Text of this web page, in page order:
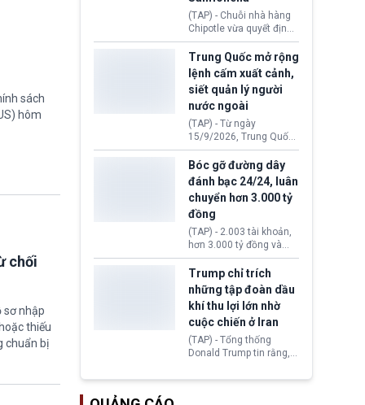
sách
hôm
chối
sơ nhập
thiếu
chuẩn bị
thống Donald Trump tới
thăm địa điểm này.
(TAP) - Chuỗi nhà hàng
Chipotle vừa quyết định
loại bỏ tất cả ớt jalapeño
khỏi những cửa hàng
trên toàn lãnh thổ Hoa
Kỳ. Nguyên nhân do cơ
quan y tế nghi ngờ
nguyên liệu liên quan
đến ổ dịch Salmonella
khiến ít nhất 110 người
mắc bệnh tại bang
Minnesota.
Trung Quốc mở rộng
lệnh cấm xuất cảnh,
siết quản lý người
nước ngoài
(TAP) - Từ ngày
15/9/2026, Trung Quốc
áp dụng quy định mới về
quản lý xuất nhập cảnh.
Một hành vi vi phạm giấy
tờ, xuất nhập cảnh trái
phép hay liên quan kiểm
soát công nghệ có thể
khiến công dân Trung
Quốc đối mặt lệnh cấm
xuất cảnh kéo dài tới 3
năm. Trong khi đó, người
nước ngoài sử dụng giấy
tờ giả có nguy cơ bị từ
chối nhập cảnh hoặc
cấm vào Trung Quốc tới
5 năm.
Bóc gỡ đường dây
đánh bạc 24/24, luân
chuyển hơn 3.000 tỷ
đồng
(TAP) - 2.003 tài khoản,
hơn 3.000 tỷ đồng và
một đường dây đánh
bạc xuyên quốc gia vận
hành 24/24 giờ vừa bị
Công an TP. Hải Phòng
(Việt Nam) bóc gỡ.
Trump chỉ trích
những tập đoàn dầu
khí thu lợi lớn nhờ
cuộc chiến ở Iran
(TAP) - Tổng thống
Donald Trump tin rằng, 2
ExxonMobil và Chevron